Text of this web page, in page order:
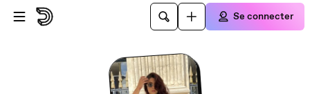
Passer au contenu principal
Se connecter